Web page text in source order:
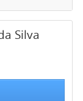
Silva